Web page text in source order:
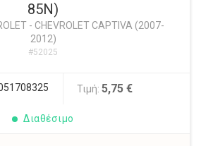
85N)
- CHEVROLET CAPTIVA (2007-
2012)
#52025
Τιμή: 5,75 €
Διαθέσιμο